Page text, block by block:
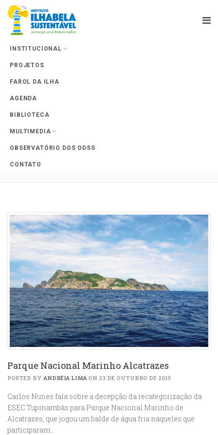
INSTITUCIONAL
PROJETOS
FAROL DA ILHA
AGENDA
BIBLIOTECA
MULTIMEDIA
OBSERVATÓRIO DOS ODSS
CONTATO
Tag Archives: Parque Nacional
Marinho de Alcatrazes
Parque Nacional Marinho Alcatrazes
POSTED BY ANDRÉIA LIMA ON 23 DE OUTUBRO DE 2015
Carlos Nunes fala sobre a decepção da recategorização da
ESEC Tupinambás para Parque Nacional Marinho de
Alcatrazes, que jogou um balde de água fria naqueles que
participaram…